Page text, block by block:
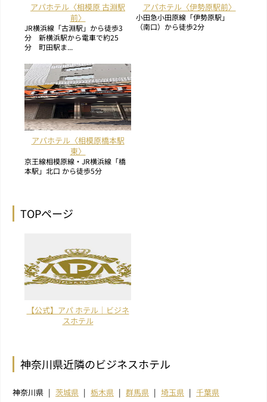
アパホテル〈相模原 古淵駅
前〉
JR横浜線「古淵駅」から徒歩3
分 新横浜駅から電車で約25
分 町田駅ま...
アパホテル〈伊勢原駅前〉
小田急小田原線「伊勢原駅」
（南口）から徒歩2分
アパホテル〈相模原橋本駅
東〉
京王線相模原線・JR横浜線「橋
本駅」北口 から徒歩5分
TOPページ
【公式】アパ ホテル｜ビジネ
スホテル
神奈川県近隣のビジネスホテル
神奈川県 茨城県 栃木県 群馬県 埼玉県
千葉県